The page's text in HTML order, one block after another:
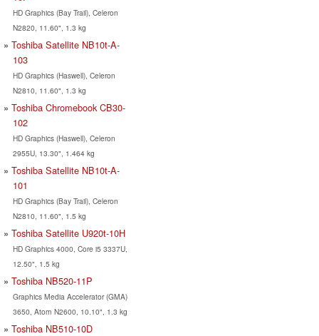
HD Graphics (Bay Trail), Celeron
N2820, 11.60", 1.3 kg
Toshiba Satellite NB10t-A-
103
HD Graphics (Haswell), Celeron
N2810, 11.60", 1.3 kg
Toshiba Chromebook CB30-
102
HD Graphics (Haswell), Celeron
2955U, 13.30", 1.464 kg
Toshiba Satellite NB10t-A-
101
HD Graphics (Bay Trail), Celeron
N2810, 11.60", 1.5 kg
Toshiba Satellite U920t-10H
HD Graphics 4000, Core i5 3337U,
12.50", 1.5 kg
Toshiba NB520-11P
Graphics Media Accelerator (GMA)
3650, Atom N2600, 10.10", 1.3 kg
Toshiba NB510-10D